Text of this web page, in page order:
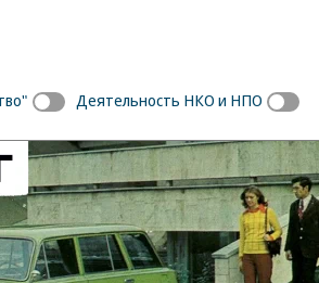
Деятельность НКО и НПО